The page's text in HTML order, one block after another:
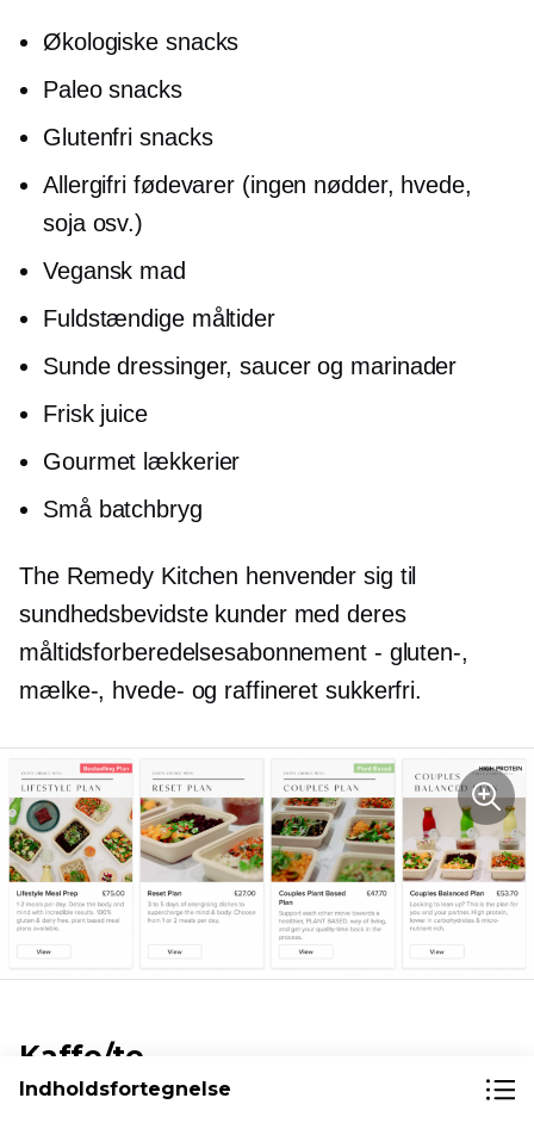
Økologiske snacks
Paleo snacks
Glutenfri snacks
Allergifri fødevarer (ingen nødder, hvede,
soja osv.)
Vegansk mad
Fuldstændige måltider
Sunde dressinger, saucer og marinader
Frisk juice
Gourmet lækkerier
Små batchbryg
The Remedy Kitchen henvender sig til
sundhedsbevidste kunder med deres
måltidsforberedelsesabonnement - gluten-,
mælke-, hvede- og raffineret sukkerfri.
Kaffe/te
Indholdsfortegnelse